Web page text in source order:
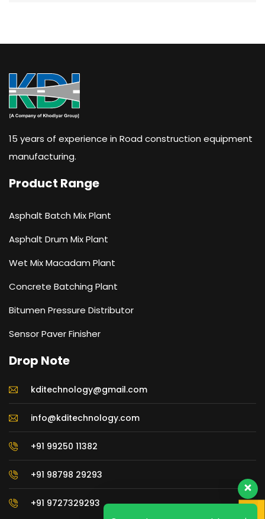
15 years of experience in Road construction equipment
manufacturing.
Product Range
Asphalt Batch Mix Plant
Asphalt Drum Mix Plant
Wet Mix Macadam Plant
Concrete Batching Plant
Bitumen Pressure Distributor
Sensor Paver Finisher
Drop Note
kditechnology@gmail.com
info@kditechnology.com
+91 99250 11382
+91 98798 29293
+91 9727329293